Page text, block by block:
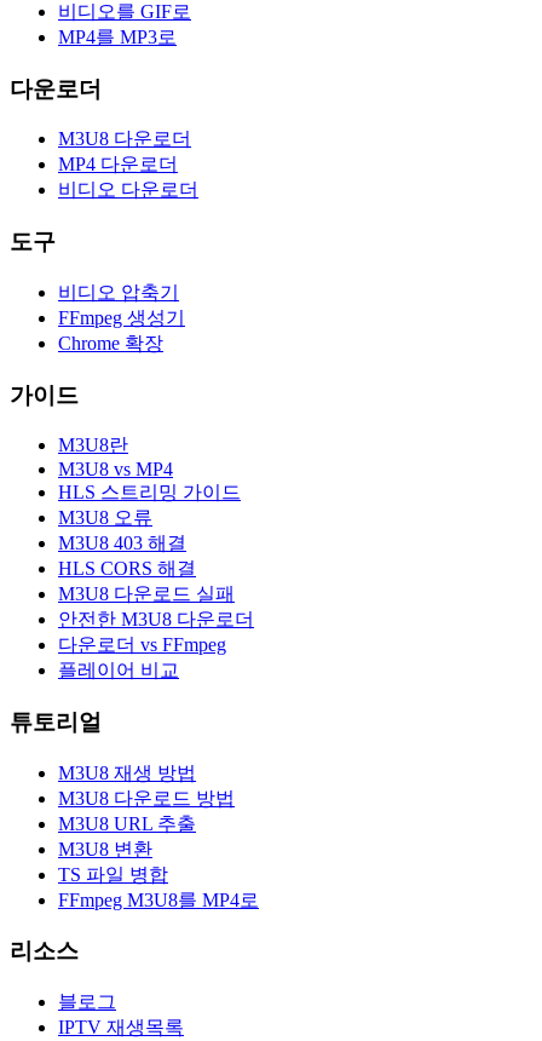
비디오를 GIF로
MP4를 MP3로
다운로더
M3U8 다운로더
MP4 다운로더
비디오 다운로더
도구
비디오 압축기
FFmpeg 생성기
Chrome 확장
가이드
M3U8란
M3U8 vs MP4
HLS 스트리밍 가이드
M3U8 오류
M3U8 403 해결
HLS CORS 해결
M3U8 다운로드 실패
안전한 M3U8 다운로더
다운로더 vs FFmpeg
플레이어 비교
튜토리얼
M3U8 재생 방법
M3U8 다운로드 방법
M3U8 URL 추출
M3U8 변환
TS 파일 병합
FFmpeg M3U8를 MP4로
리소스
블로그
IPTV 재생목록